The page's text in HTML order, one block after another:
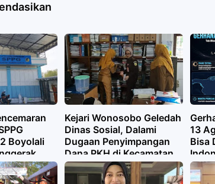
Boyolali
Kejari Wonosobo Geledah
Dinas Sosial, Dalami
Dugaan Penyimpangan
Dana PKH di Kecamatan
Kalikajar
13
Bisa
yang